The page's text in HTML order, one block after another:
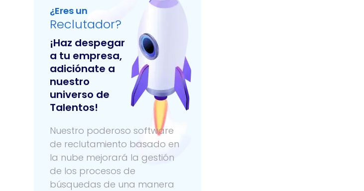
¿Eres un
Reclutador?
¡Haz despegar
a tu empresa,
adiciónate a
nuestro
universo de
Talentos!
Nuestro poderoso software
de reclutamiento basado en
la nube mejorará la gestión
de los procesos de
búsquedas de una manera